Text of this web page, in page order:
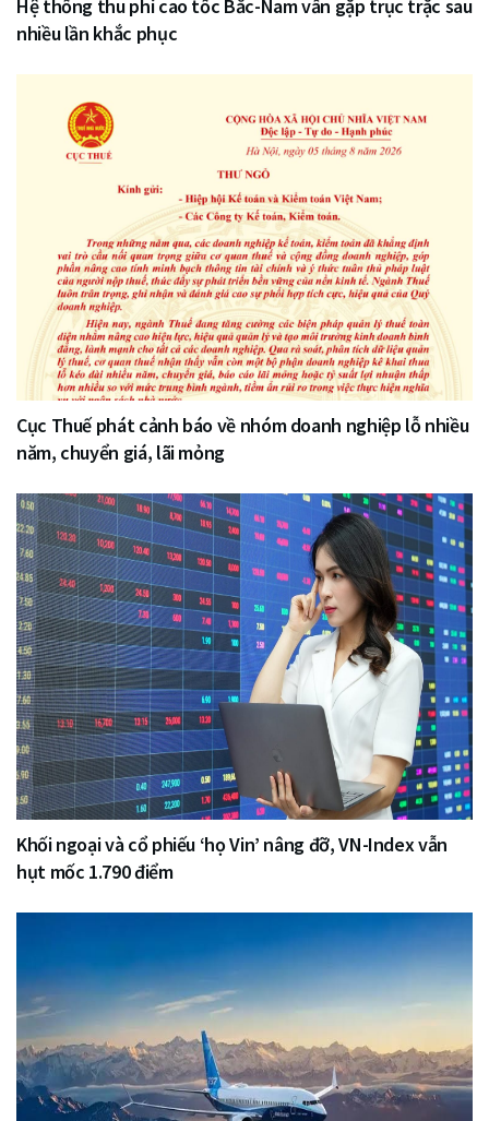
Hệ thống thu phí cao tốc Bắc-Nam vẫn gặp trục trặc sau
nhiều lần khắc phục
Cục Thuế phát cảnh báo về nhóm doanh nghiệp lỗ nhiều
năm, chuyển giá, lãi mỏng
Khối ngoại và cổ phiếu ‘họ Vin’ nâng đỡ, VN-Index vẫn
hụt mốc 1.790 điểm